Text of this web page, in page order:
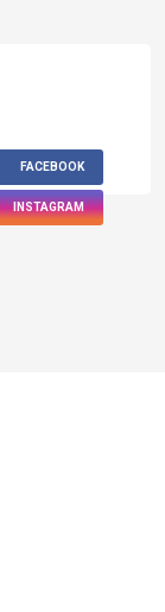
FACEBOOK
INSTAGRAM